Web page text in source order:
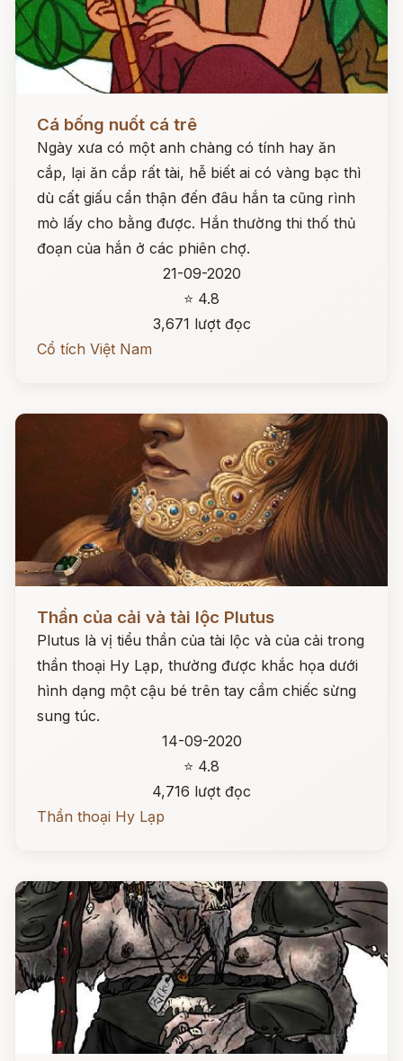
Đọc ngay
Cá bống nuốt cá trê
Ngày xưa có một anh chàng có tính hay ăn
cắp, lại ăn cắp rất tài, hễ biết ai có vàng bạc thì
dù cất giấu cẩn thận đến đâu hắn ta cũng rình
mò lấy cho bằng được. Hắn thường thi thố thủ
đoạn của hắn ở các phiên chợ.
21-09-2020
⭐ 4.8
3,671 lượt đọc
Cổ tích Việt Nam
Đọc ngay
Thần của cải và tài lộc Plutus
Plutus là vị tiểu thần của tài lộc và của cải trong
thần thoại Hy Lạp, thường được khắc họa dưới
hình dạng một cậu bé trên tay cầm chiếc sừng
sung túc.
14-09-2020
⭐ 4.8
4,716 lượt đọc
Thần thoại Hy Lạp